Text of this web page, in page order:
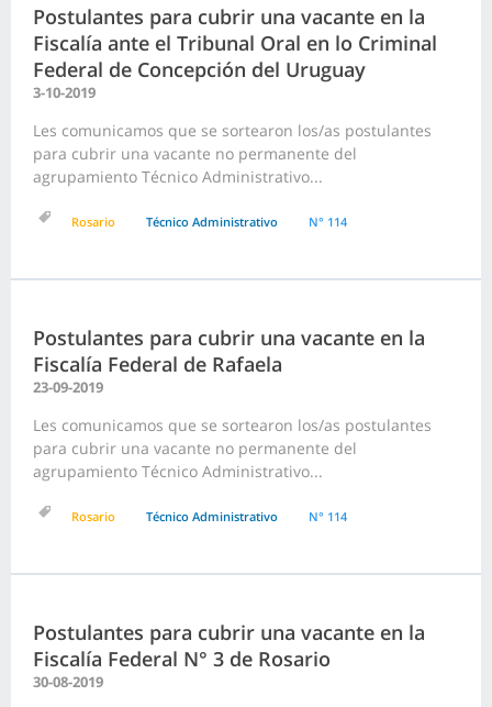
Postulantes para cubrir una vacante en la
Fiscalía ante el Tribunal Oral en lo Criminal
Federal de Concepción del Uruguay
3-10-2019
Les comunicamos que se sortearon los/as postulantes
para cubrir una vacante no permanente del
agrupamiento Técnico Administrativo...
Rosario Técnico Administrativo N° 114
Postulantes para cubrir una vacante en la
Fiscalía Federal de Rafaela
23-09-2019
Les comunicamos que se sortearon los/as postulantes
para cubrir una vacante no permanente del
agrupamiento Técnico Administrativo...
Rosario Técnico Administrativo N° 114
Postulantes para cubrir una vacante en la
Fiscalía Federal N° 3 de Rosario
30-08-2019